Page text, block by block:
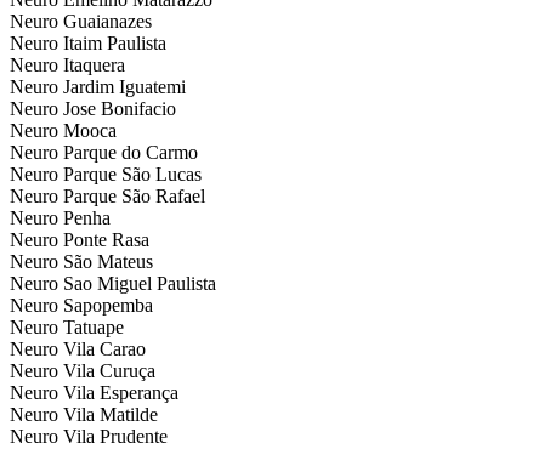
Neuro Guaianazes
Neuro Itaim Paulista
Neuro Itaquera
Neuro Jardim Iguatemi
Neuro Jose Bonifacio
Neuro Mooca
Neuro Parque do Carmo
Neuro Parque São Lucas
Neuro Parque São Rafael
Neuro Penha
Neuro Ponte Rasa
Neuro São Mateus
Neuro Sao Miguel Paulista
Neuro Sapopemba
Neuro Tatuape
Neuro Vila Carao
Neuro Vila Curuça
Neuro Vila Esperança
Neuro Vila Matilde
Neuro Vila Prudente